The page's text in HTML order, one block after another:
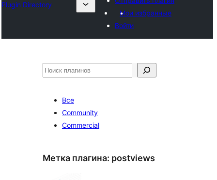
Plugin Directory
Мои избранные
Войти
Поиск
Все
Community
Commercial
Метка плагина: postviews